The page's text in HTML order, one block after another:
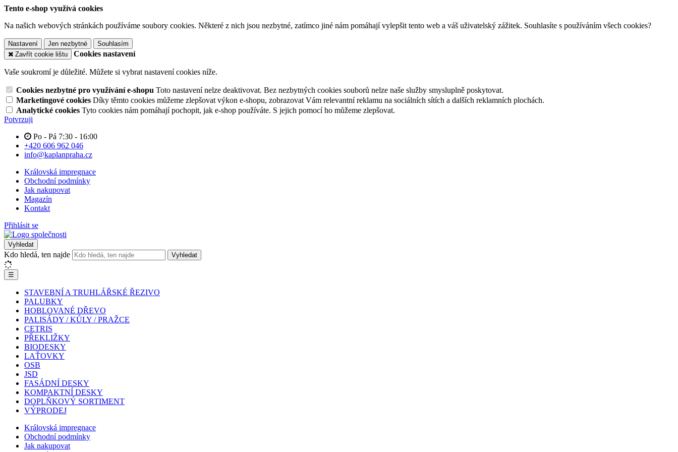
Tento e-shop využívá cookies
Na našich webových stránkách používáme soubory cookies. Některé z nich jsou nezbytné, zatímco jiné nám pomáhají vylepšit tento web a váš uživatelský zážitek. Souhlasíte s používáním všech cookies?
Nastavení Jen nezbytné
Souhlasím
Zavřít cookie lištu
Cookies nastavení
Vaše soukromí je důležité. Můžete si vybrat nastavení cookies níže.
Cookies nezbytné pro využívání e-shopu Toto nastavení nelze deaktivovat. Bez nezbytných cookies souborů nelze naše služby smysluplně poskytovat.
Marketingové cookies Díky těmto cookies můžeme zlepšovat výkon e-shopu, zobrazovat Vám relevantní reklamu na sociálních sítích a dalších reklamních plochách.
Analytické cookies Tyto cookies nám pomáhají pochopit, jak e-shop používáte. S jejich pomocí ho můžeme zlepšovat.
Potvrzuji
Po - Pá 7:30 - 16:00
+420 606 962 046
info@kaplanpraha.cz
Královská impregnace
Obchodní podmínky
Jak nakupovat
Magazín
Kontakt
Přihlásit se
Vyhledat
Kdo hledá, ten najde Vyhledat
☰
STAVEBNÍ A TRUHLÁŘSKÉ ŘEZIVO
PALUBKY
HOBLOVANÉ DŘEVO
PALISÁDY / KŮLY / PRAŽCE
CETRIS
PŘEKLIŽKY
BIODESKY
LAŤOVKY
OSB
JSD
FASÁDNÍ DESKY
KOMPAKTNÍ DESKY
DOPLŇKOVÝ SORTIMENT
VÝPRODEJ
Královská impregnace
Obchodní podmínky
Jak nakupovat